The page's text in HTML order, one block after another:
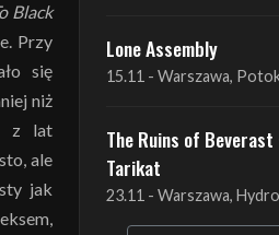
Black
Przy
się
niż
z lat
ale
jak
14.11 - Piekary Śląskie,
15.11 - Warszawa, Potok
The Ruins of Beverast
Tarikat